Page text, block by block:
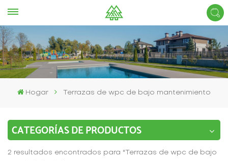
Hogar Terrazas de wpc de bajo mantenimiento
CATEGORÍAS DE PRODUCTOS
2 resultados encontrados para "Terrazas de wpc de bajo